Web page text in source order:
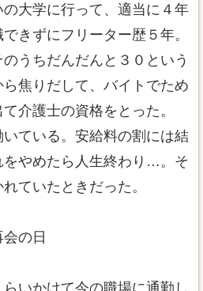
大学に行って、適当に４年
きずにフリーター歴５年。
のうちだんだんと３０という
焦りだして、バイトでため
介護士の資格をとった。
ている。安給料の割には結
をやめたら人生終わり…。そ
ていたときだった。
の日
いかけて今の職場に通勤し